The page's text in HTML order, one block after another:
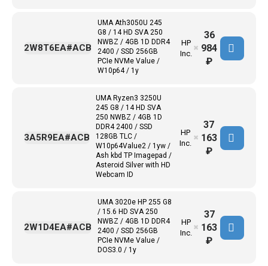
UMA Ath3050U 245
G8 / 14 HD SVA 250
NWBZ / 4GB 1D DDR4
2400 / SSD 256GB
PCIe NVMe Value /
W10p64 / 1y
HP
Inc.
2W8T6EA#ACB ✖
36
984
₽
UMA Ryzen3 3250U
245 G8 / 14 HD SVA
250 NWBZ / 4GB 1D
DDR4 2400 / SSD
128GB TLC /
W10p64Value2 / 1yw /
Ash kbd TP Imagepad /
Asteroid Silver with HD
Webcam ID
HP
Inc.
3A5R9EA#ACB ✖
37
163
₽
UMA 3020e HP 255 G8
/ 15.6 HD SVA 250
NWBZ / 4GB 1D DDR4
2400 / SSD 256GB
PCIe NVMe Value /
DOS3.0 / 1y
HP
Inc.
2W1D4EA#ACB ✖
37
163
₽